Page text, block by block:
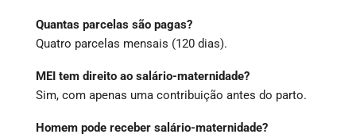
Quantas parcelas são pagas?
Quatro parcelas mensais (120 dias).
MEI tem direito ao salário-maternidade?
Sim, com apenas uma contribuição antes do parto.
Homem pode receber salário-maternidade?